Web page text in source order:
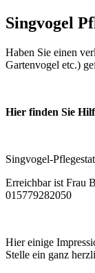
Singvogel
Haben Sie einen
Gartenvogel etc.)
Hier finden Sie
Singvogel-
Erreichbar ist Frau
015779282050
Hier einige
Stelle ein ganz